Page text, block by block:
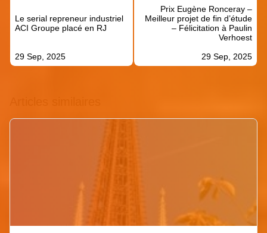
l’article
Le serial repreneur industriel
ACI Groupe placé en RJ
29 Sep, 2025
Prix Eugène Ronceray –
Meilleur projet de fin d’étude
– Félicitation à Paulin
Verhoest
29 Sep, 2025